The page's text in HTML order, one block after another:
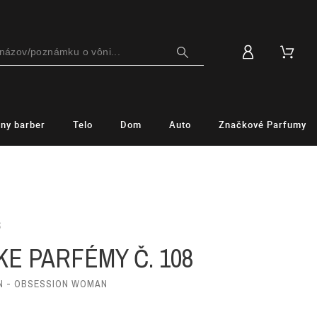
barber Telo Dom Auto Značkové Parfumy
PARFÉMY Č. 108
- OBSESSION WOMAN